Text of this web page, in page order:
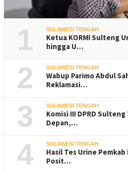
1 SULAWESI TENGAH
Ketua KORMI Sulteng
hingga U…
2 SULAWESI TENGAH
Wabup Parimo Abdul
Reklamasi…
3 SULAWESI TENGAH
Komisi III DPRD
Depan,…
4 SULAWESI TENGAH
Hasil Tes Urine
Posit…